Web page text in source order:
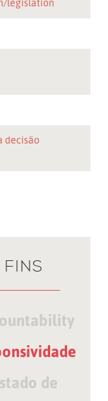
legislation
decisão
FINS
de